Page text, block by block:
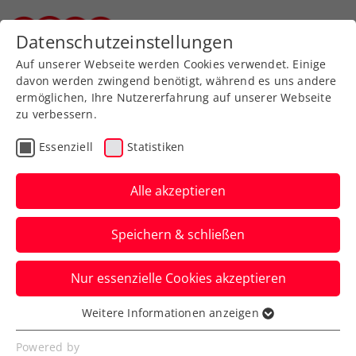
Zurück zur Newsübersicht
Turniere
ATP München: Hochform
fortgesetzt –
Erler/Miedler gewinnen 4.
ATP-Doppeltitel
Das ÖTV-Davis-Cup-Duo lässt sich in
Bayerns Landeshauptstadt auch durch die
Topgesetzten nicht stoppen.
Datenschutzeinstellungen
Auf unserer Webseite werden Cookies verwendet. Einige
davon werden zwingend benötigt, während es uns andere
ermöglichen, Ihre Nutzererfahrung auf unserer Webseite
zu verbessern.
Essenziell Statistiken
Alle akzeptieren
Speichern & schließen
Nur essenzielle Cookies akzeptieren
Essenziell
Essenzielle Cookies werden für grundlegende
Weitere Informationen anzeigen
Powered by